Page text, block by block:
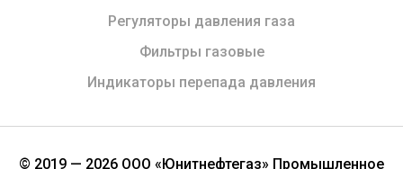
Регуляторы давления газа
Фильтры газовые
Индикаторы перепада давления
© 2019 — 2026 ООО «Юнитнефтегаз» Промышленное